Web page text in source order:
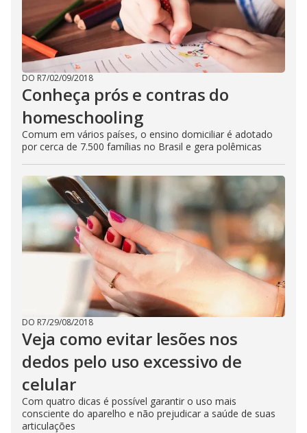
DO R7/02/09/2018
Conheça prós e contras do
homeschooling
Comum em vários países, o ensino domiciliar é adotado
por cerca de 7.500 famílias no Brasil e gera polêmicas
DO R7/29/08/2018
Veja como evitar lesões nos
dedos pelo uso excessivo de
celular
Com quatro dicas é possível garantir o uso mais
consciente do aparelho e não prejudicar a saúde de suas
articulações